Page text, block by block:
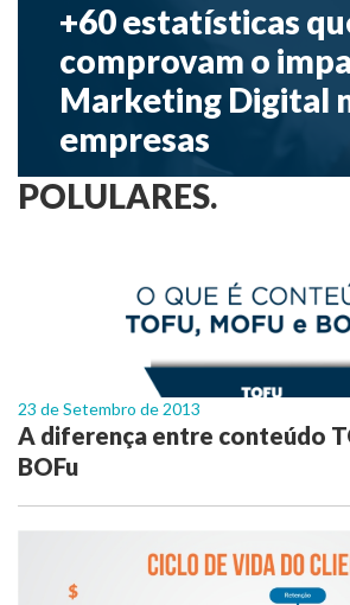
+60 estatísticas
comprovam o
Marketing Digital
empresas
POLULARES.
23 de Setembro de 2013
A diferença entre conteúdo
BOFu